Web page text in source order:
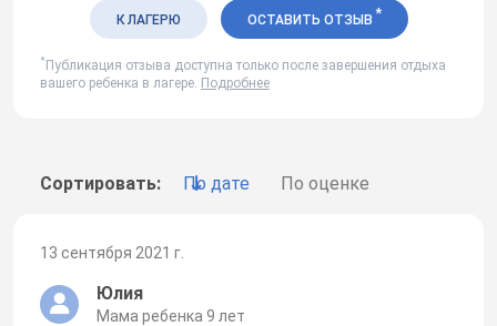
Сортировать: По дате По оценке
13 сентября 2021 г.
Юлия
Мама ребенка 9 лет
К ЛАГЕРЮ ОСТАВИТЬ ОТЗЫВ *
* Публикация отзыва доступна только после завершения отдыха
вашего ребенка в лагере. Подробнее